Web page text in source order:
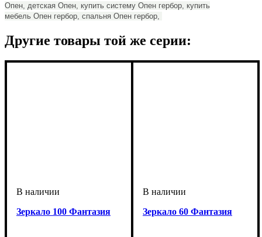
Опен, детская Опен, купить систему Опен гербор, купить
мебель Опен гербор, спальня Опен гербор,
Другие товары той же серии:
Зеркало 100 Фантазия Зеркало 60 Фантазия